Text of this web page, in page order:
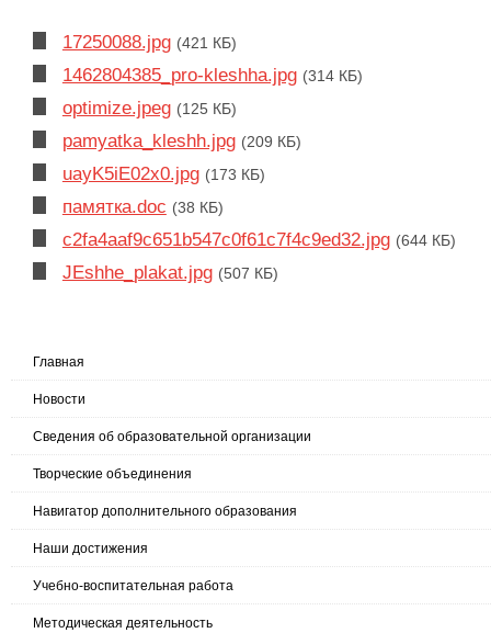
17250088.jpg (421 КБ)
1462804385_pro-kleshha.jpg (314 КБ)
optimize.jpeg (125 КБ)
pamyatka_kleshh.jpg (209 КБ)
uayK5iE02x0.jpg (173 КБ)
памятка.doc (38 КБ)
c2fa4aaf9c651b547c0f61c7f4c9ed32.jpg (644 КБ)
JEshhe_plakat.jpg (507 КБ)
Главная
Новости
Сведения об образовательной организации
Творческие объединения
Навигатор дополнительного образования
Наши достижения
Учебно-воспитательная работа
Методическая деятельность